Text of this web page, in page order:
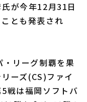
が今年12月31日
とも発表され
リーグ制覇を果
ーズ(CS)ファイ
戦は福岡ソフトバ